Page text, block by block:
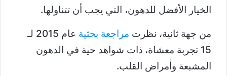
الخيار الأفضل للدهون، التي يجب أن تتناولها.
من جهة ثانية، نظرت مراجعة بحثية
عام 2015 لـ
15 تجربة معشاة، ذات شواهد حية في الدهون
المشبعة وأمراض القلب.